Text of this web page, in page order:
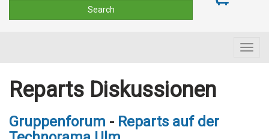
Reparts Diskussionen
Gruppenforum - Reparts auf der